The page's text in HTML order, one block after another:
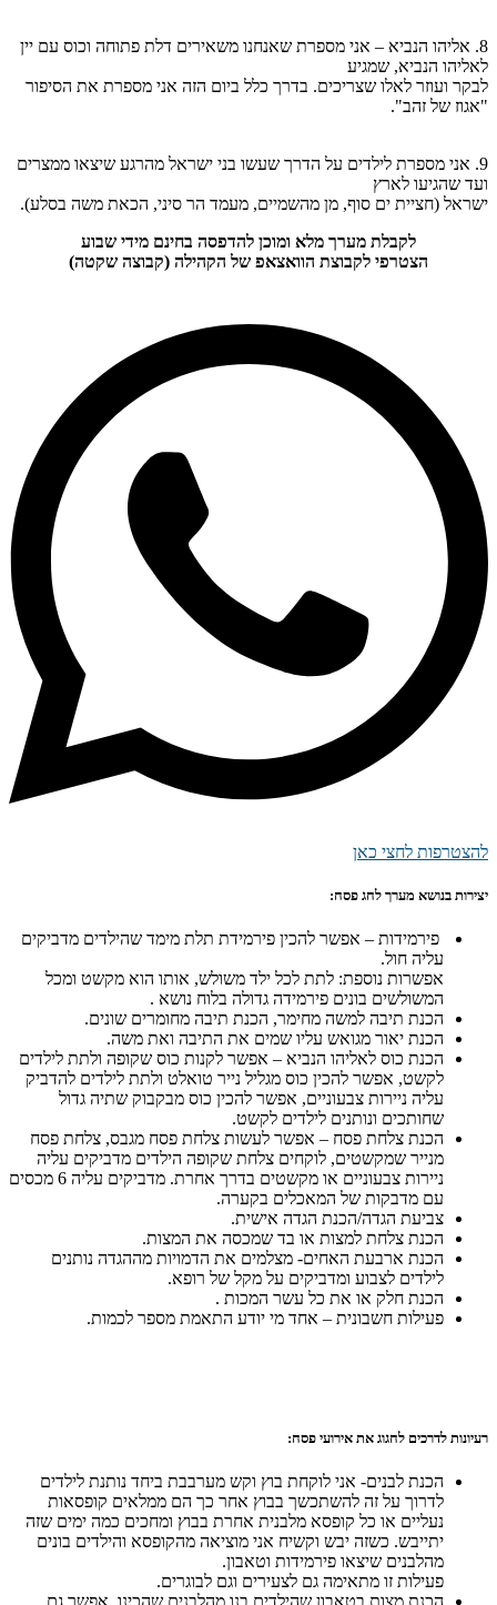
8. אליהו הנביא – אני מספרת שאנחנו משאירים דלת פתוחה וכוס עם יין
לאליהו הנביא, שמגיע
לבקר ועוזר לאלו שצריכים. בדרך כלל ביום הזה אני מספרת את הסיפור
"אגוז של זהב".
9. אני מספרת לילדים על הדרך שעשו בני ישראל מהרגע שיצאו ממצרים
ועד שהגיעו לארץ
ישראל (חציית ים סוף, מן מהשמיים, מעמד הר סיני, הכאת משה בסלע).
לקבלת מערך מלא ומוכן להדפסה בחינם מידי שבוע
הצטרפי לקבוצת הוואצאפ של הקהילה (קבוצה שקטה)
להצטרפות לחצי כאן
יצירות בנושא מערך לחג פסח:
פירמידות – אפשר להכין פירמידת תלת מימד שהילדים מדביקים
עליה חול.
אפשרות נוספת: לתת לכל ילד משולש, אותו הוא מקשט ומכל
המשולשים בונים פירמידה גדולה בלוח נושא .
הכנת תיבה למשה מחימר, הכנת תיבה מחומרים שונים.
הכנת יאור מגואש עליו שמים את התיבה ואת משה.
הכנת כוס לאליהו הנביא – אפשר לקנות כוס שקופה ולתת לילדים
לקשט, אפשר להכין כוס מגליל נייר טואלט ולתת לילדים להדביק
עליה ניירות צבעוניים, אפשר להכין כוס מבקבוק שתיה גדול
שחותכים ונותנים לילדים לקשט.
הכנת צלחת פסח – אפשר לעשות צלחת פסח מגבס, צלחת פסח
מנייר שמקשטים, לוקחים צלחת שקופה הילדים מדביקים עליה
ניירות צבעוניים או מקשטים בדרך אחרת. מדביקים עליה 6 מכסים
עם מדבקות של המאכלים בקערה.
צביעת הגדה/הכנת הגדה אישית.
הכנת צלחת למצות או בד שמכסה את המצות.
הכנת ארבעת האחים- מצלמים את הדמויות מההגדה נותנים
לילדים לצבוע ומדביקים על מקל של רופא.
הכנת חלק או את כל עשר המכות .
פעילות חשבונית – אחד מי יודע התאמת מספר לכמות.
רעיונות לדרכים לחגוג את אירועי פסח:
הכנת לבנים- אני לוקחת בוץ וקש מערבבת ביחד נותנת לילדים
לדרוך על זה להשתכשך בבוץ אחר כך הם ממלאים קופסאות
נעליים או כל קופסא מלבנית אחרת בבוץ ומחכים כמה ימים שזה
יתייבש. כשזה יבש וקשיח אני מוציאה מהקופסא והילדים בונים
מהלבנים שיצאו פירמידות וטאבון.
פעילות זו מתאימה גם לצעירים וגם לבוגרים.
הכנת מצות בטאבון שהילדים בנו מהלבנים שהכינו. אפשר גם